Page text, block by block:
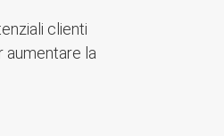
clienti
aumentare la